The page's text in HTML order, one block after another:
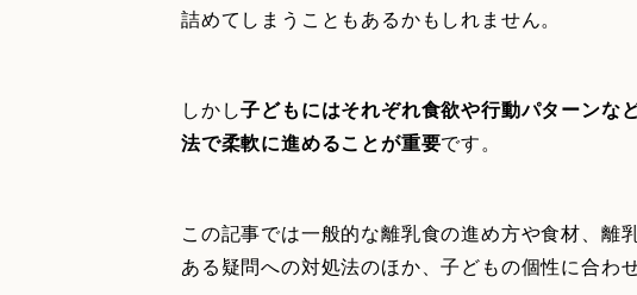
詰めてしまうこともあるかもしれません。
しかし子どもにはそれぞれ食欲や行動パターンな
法で柔軟に進めることが重要です。
この記事では一般的な離乳食の進め方や食材、離
ある疑問への対処法のほか、子どもの個性に合わ